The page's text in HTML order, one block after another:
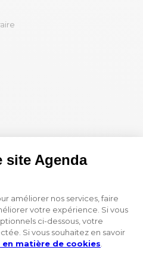
la grille Bloc
pourriez aussi
: